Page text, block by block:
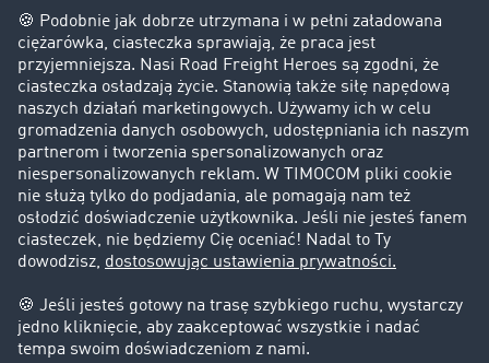
Firma
Historie sukcesu
Klienci pozyskują nowych klientów
Informacje prawne
Impressum
OWU
Ochrona danych